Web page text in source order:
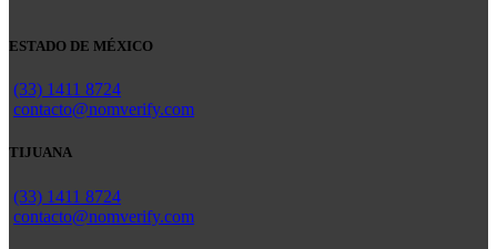
ESTADO DE MÉXICO
(33) 1411 8724
contacto@nomverify.com
TIJUANA
(33) 1411 8724
contacto@nomverify.com